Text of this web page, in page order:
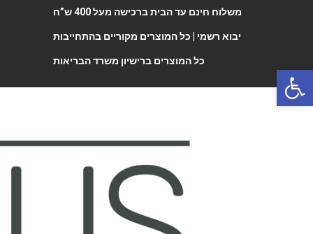
משלוח חינם עד הבית ברכישה מעל 400 ש”ח
יבוא רשמי | כל המוצרים מקוריים בהתחייבות
כל המוצרים ברישיון משרד הבריאות